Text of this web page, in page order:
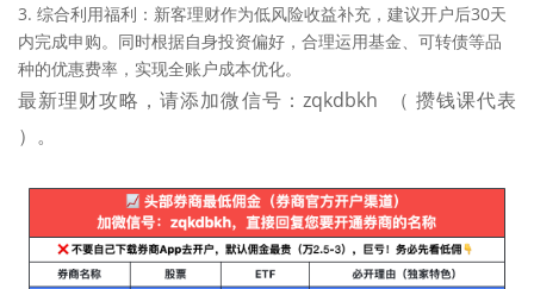
3. 综合利用福利：新客理财作为低风险收益补充，建议开户后30天
内完成申购。同时根据自身投资偏好，合理运用基金、可转债等品
种的优惠费率，实现全账户成本优化。
最新理财攻略，请添加微信号：zqkdbkh （ 攒钱课代表
）。